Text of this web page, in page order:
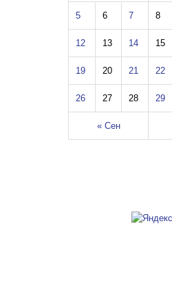
« Сен
5 6 7 8
12 13 14 15
19 20 21 22
26 27 28 29